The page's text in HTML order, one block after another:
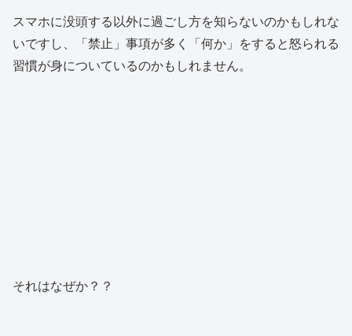
スマホに没頭する以外に過ごし方を知らないのかもしれな
いですし、「禁止」事項が多く「何か」をすると怒られる
習慣が身についているのかもしれません。
それはなぜか？？